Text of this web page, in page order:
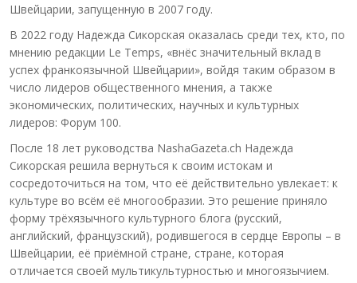
Швейцарии, запущенную в 2007 году.
В 2022 году Надежда Сикорская оказалась среди тех, кто, по
мнению редакции Le Temps, «внёс значительный вклад в
успех франкоязычной Швейцарии», войдя таким образом в
число лидеров общественного мнения, а также
экономических, политических, научных и культурных
лидеров: Форум 100.
После 18 лет руководства NashaGazeta.ch Надежда
Сикорская решила вернуться к своим истокам и
сосредоточиться на том, что её действительно увлекает: к
культуре во всём её многообразии. Это решение приняло
форму трёхязычного культурного блога (русский,
английский, французский), родившегося в сердце Европы – в
Швейцарии, её приёмной стране, стране, которая
отличается своей мультикультурностью и многоязычием.